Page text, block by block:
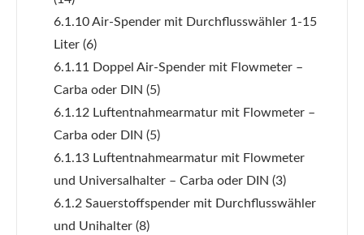
6.1.10 Air-Spender mit Durchflusswähler 1-15
Liter (6)
6.1.11 Doppel Air-Spender mit Flowmeter –
Carba oder DIN (5)
6.1.12 Luftentnahmearmatur mit Flowmeter –
Carba oder DIN (5)
6.1.13 Luftentnahmearmatur mit Flowmeter
und Universalhalter – Carba oder DIN (3)
6.1.2 Sauerstoffspender mit Durchflusswähler
und Unihalter (8)